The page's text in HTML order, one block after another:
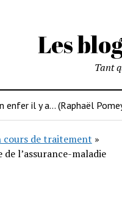
Les
Tant
enfer il y a… (Raphaël
cours de traitement »
l’assurance-maladie